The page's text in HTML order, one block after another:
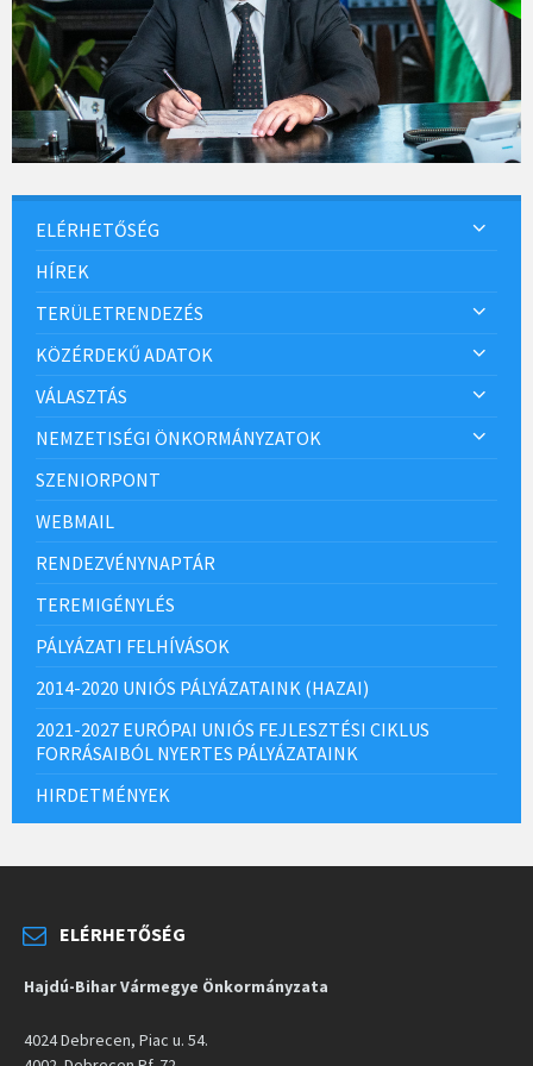
ELÉRHETŐSÉG
HÍREK
TERÜLETRENDEZÉS
KÖZÉRDEKŰ ADATOK
VÁLASZTÁS
NEMZETISÉGI ÖNKORMÁNYZATOK
SZENIORPONT
WEBMAIL
RENDEZVÉNYNAPTÁR
TEREMIGÉNYLÉS
PÁLYÁZATI FELHÍVÁSOK
2014-2020 UNIÓS PÁLYÁZATAINK (HAZAI)
2021-2027 EURÓPAI UNIÓS FEJLESZTÉSI CIKLUS
FORRÁSAIBÓL NYERTES PÁLYÁZATAINK
HIRDETMÉNYEK
ELÉRHETŐSÉG
Hajdú-Bihar Vármegye Önkormányzata
4024 Debrecen, Piac u. 54.